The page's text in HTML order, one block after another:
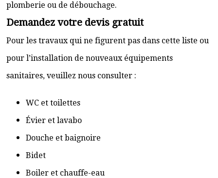
plomberie ou de débouchage.
Demandez votre devis gratuit
Pour les travaux qui ne figurent pas dans cette liste ou
pour l’installation de nouveaux équipements
sanitaires, veuillez nous consulter :
WC et toilettes
Évier et lavabo
Douche et baignoire
Bidet
Boiler et chauffe-eau